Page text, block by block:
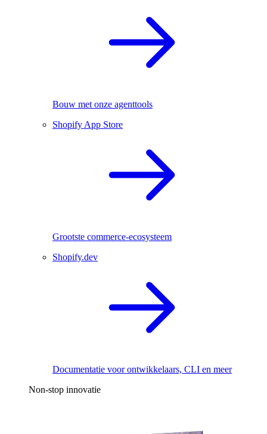
Bouw met onze agenttools
Shopify App Store
Grootste commerce-ecosysteem
Shopify.dev
Documentatie voor ontwikkelaars, CLI en meer
Non-stop innovatie